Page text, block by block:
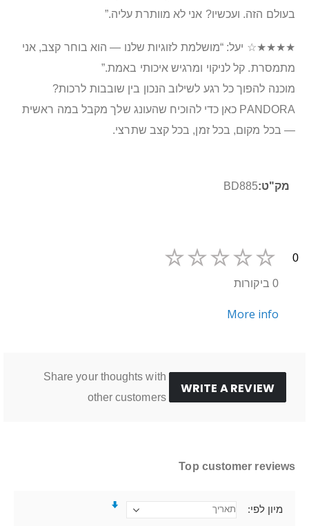
בעולם הזה. ועכשיו? אני לא מוותרת עליה.”
★★★★☆ יעל: “מושלמת לזוגיות שלנו — הוא בוחר קצב, אני
מתמסרת. קל לניקוי ומרגיש איכותי באמת.”
מוכנה להפוך כל רגע לשילוב הנכון בין שובבות לרכות?
PANDORA כאן כדי להוכיח שהעונג שלך מקבל במה ראשית
— בכל מקום, בכל זמן, בכל קצב שתרצי.
מידע
BD885
0
0 ביקורות
More info
WRITE A REVIEW
Share your thoughts with
other customers
Top customer reviews
מיון לפי